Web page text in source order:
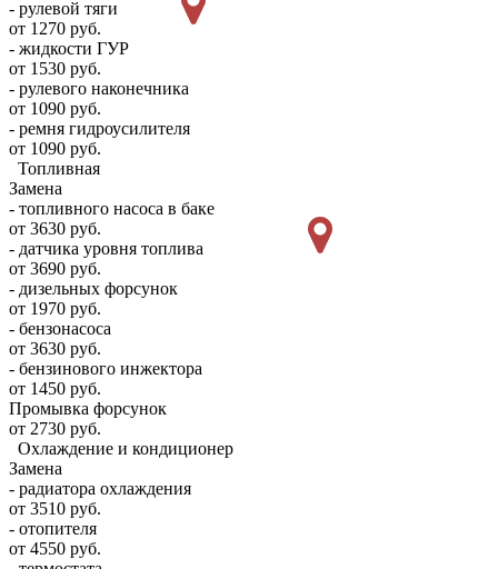
- рулевой тяги
от 1270 руб.
- жидкости ГУР
от 1530 руб.
- рулевого наконечника
от 1090 руб.
- ремня гидроусилителя
от 1090 руб.
Топливная
Замена
- топливного насоса в баке
от 3630 руб.
- датчика уровня топлива
от 3690 руб.
- дизельных форсунок
от 1970 руб.
- бензонасоса
от 3630 руб.
- бензинового инжектора
от 1450 руб.
Промывка форсунок
от 2730 руб.
Охлаждение и кондиционер
Замена
- радиатора охлаждения
от 3510 руб.
- отопителя
от 4550 руб.